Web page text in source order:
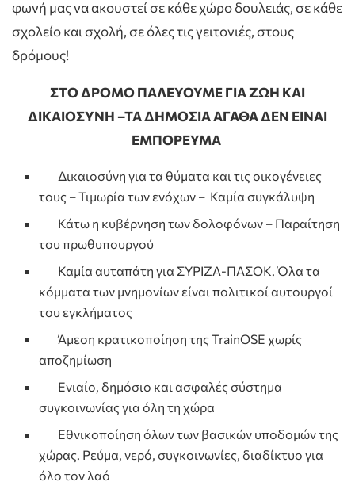
φωνή μας να ακουστεί σε κάθε χώρο δουλειάς, σε κάθε
σχολείο και σχολή, σε όλες τις γειτονιές, στους
δρόμους!
ΣΤΟ ΔΡΟΜΟ ΠΑΛΕΥΟΥΜΕ ΓΙΑ ΖΩΗ ΚΑΙ
ΔΙΚΑΙΟΣΥΝΗ –ΤΑ ΔΗΜΟΣΙΑ ΑΓΑΘΑ ΔΕΝ ΕΙΝΑΙ
ΕΜΠΟΡΕΥΜΑ
Δικαιοσύνη για τα θύματα και τις οικογένειες
τους – Τιμωρία των ενόχων – Καμία συγκάλυψη
Κάτω η κυβέρνηση των δολοφόνων – Παραίτηση
του πρωθυπουργού
Καμία αυταπάτη για ΣΥΡΙΖΑ-ΠΑΣΟΚ. Όλα τα
κόμματα των μνημονίων είναι πολιτικοί αυτουργοί
του εγκλήματος
Άμεση κρατικοποίηση της TrainOSE χωρίς
αποζημίωση
Ενιαίο, δημόσιο και ασφαλές σύστημα
συγκοινωνίας για όλη τη χώρα
Εθνικοποίηση όλων των βασικών υποδομών της
χώρας. Ρεύμα, νερό, συγκοινωνίες, διαδίκτυο για
όλο τον λαό